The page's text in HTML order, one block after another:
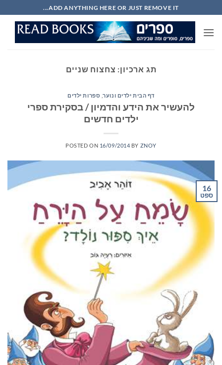
to
content
ADD ANYTHING HERE OR JUST REMOVE IT...
תג ארכיון: צחצוח שניים
דף הבית ילדים ונוער, ספרות ילדים
להעשיר את הידע והדמיון / בסקירת ספרי
ילדים חדשים
POSTED ON 16/09/2014 BY ZNOY
16
ספט